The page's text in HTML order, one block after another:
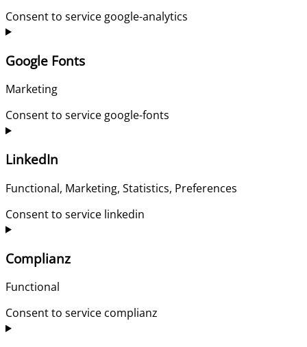
Consent to service google-analytics
Google Fonts
Marketing
Consent to service google-fonts
LinkedIn
Functional, Marketing, Statistics, Preferences
Consent to service linkedin
Complianz
Functional
Consent to service complianz